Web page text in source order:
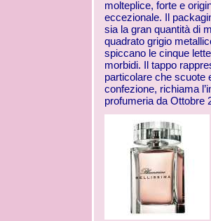
molteplice, forte e
eccezionale. Il
sia la gran quantità di
quadrato grigio
spiccano le cinque
morbidi. Il tappo
particolare che scuote
confezione, richiama
profumeria da Ottobre